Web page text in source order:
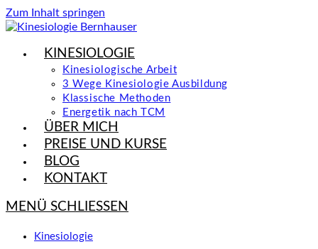
Zum Inhalt springen
KINESIOLOGIE
Kinesiologische Arbeit
3 Wege Kinesiologie Ausbildung
Klassische Methoden
Energetik nach TCM
ÜBER MICH
PREISE UND KURSE
BLOG
KONTAKT
MENÜ SCHLIESSEN
Kinesiologie